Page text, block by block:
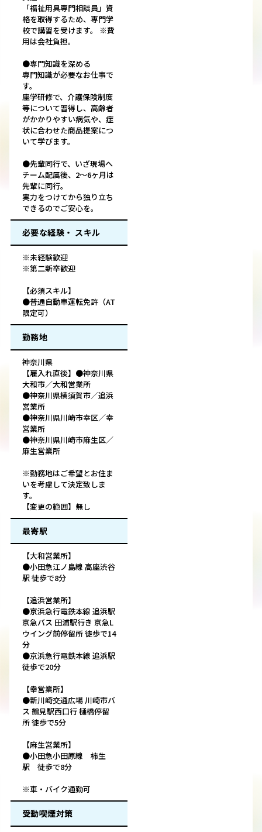
「福祉用具専門相談員」資
格を取得するため、専門学
校で講習を受けます。 ※費
用は会社負担。
●専門知識を深める
専門知識が必要なお仕事で
す。
座学研修で、介護保険制度
等について習得し、高齢者
がかかりやすい病気や、症
状に合わせた商品提案につ
いて学びます。
●先輩同行で、いざ現場へ
チーム配属後、2～6ヶ月は
先輩に同行。
実力をつけてから独り立ち
できるのでご安心を。
必要な経験・ スキル
※未経験歓迎
※第二新卒歓迎
【必須スキル】
●普通自動車運転免許（AT
限定可）
勤務地
神奈川県
【雇入れ直後】●神奈川県
大和市／大和営業所
●神奈川県横須賀市／追浜
営業所
●神奈川県川崎市幸区／幸
営業所
●神奈川県川崎市麻生区／
麻生営業所
※勤務地はご希望とお住ま
いを考慮して決定致しま
す。
【変更の範囲】無し
最寄駅
【大和営業所】
●小田急江ノ島線 高座渋谷
駅 徒歩で8分
【追浜営業所】
●京浜急行電鉄本線 追浜駅
京急バス 田浦駅行き 京急L
ウイング前停留所 徒歩で14
分
●京浜急行電鉄本線 追浜駅
徒歩で20分
【幸営業所】
●新川崎交通広場 川崎市バ
ス 鶴見駅西口行 樋橋停留
所 徒歩で5分
【麻生営業所】
●小田急小田原線 柿生
駅 徒歩で8分
※車・バイク通勤可
受動喫煙対策